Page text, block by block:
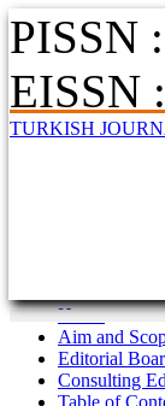
PISSN
EISSN
TURKISH
Home
Aim and
Editorial
Consulting
Table of